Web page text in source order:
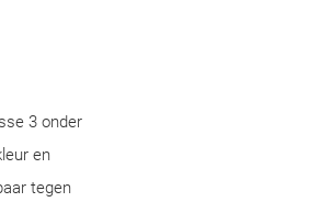
3 onder
en
tegen